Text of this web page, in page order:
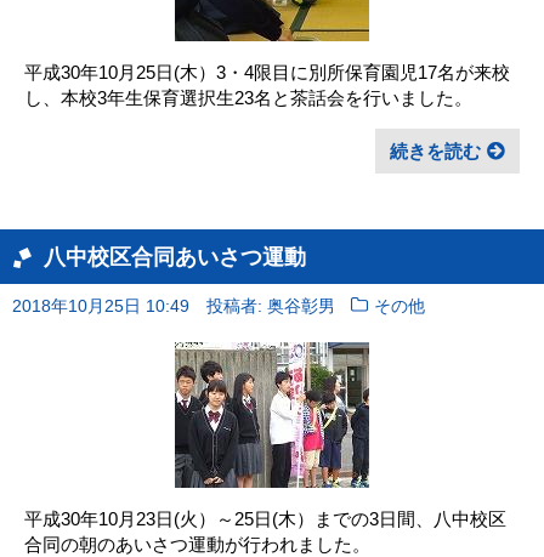
平成30年10月25日(木）3・4限目に別所保育園児17名が来校
し、本校3年生保育選択生23名と茶話会を行いました。
続きを読む
八中校区合同あいさつ運動
2018年10月25日 10:49 投稿者: 奥谷彰男 その他
平成30年10月23日(火）～25日(木）までの3日間、八中校区
合同の朝のあいさつ運動が行われました。